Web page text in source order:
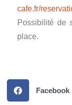
cafe.fr/
Possibilité de
place.
Facebook